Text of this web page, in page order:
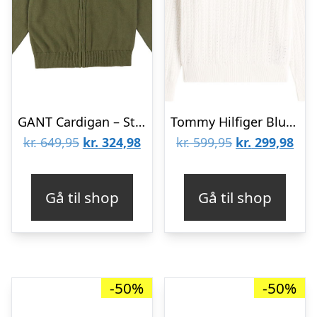
GANT Cardigan – Strik – Shield – Juniper Green
kr.649,95 Den
var:
kr. 649,95.
kr. 324,98Den
kr. 324,98.
Gå til shop
Tommy Hilfiger Bluse – Strik – Ivory Silk White
kr.599,95 Den
var:
kr. 599,95.
kr. 299,98Den
kr.
Gå til shop
-50% -50%